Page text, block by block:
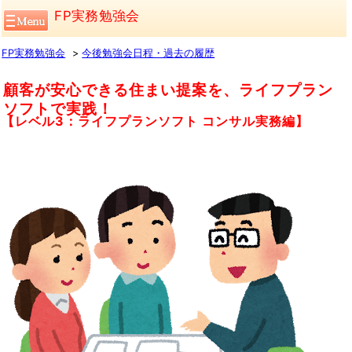
FP実務勉強会
FP実務勉強会 今後勉強会日程・過去の履歴
顧客が安心できる住まい提案を、ライフプラン
ソフトで実践！
【レベル3：ライフプランソフト コンサル実務編】